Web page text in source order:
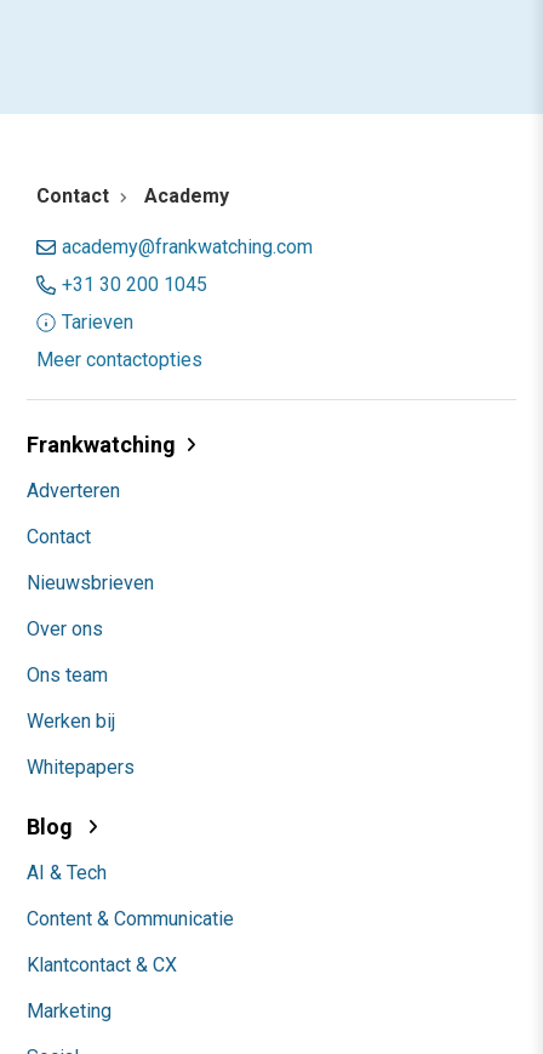
Contact Academy
academy@frankwatching.com
+31 30 200 1045
Tarieven
Meer contactopties
Frankwatching
Adverteren
Contact
Nieuwsbrieven
Over ons
Ons team
Werken bij
Whitepapers
Blog
AI & Tech
Content & Communicatie
Klantcontact & CX
Marketing